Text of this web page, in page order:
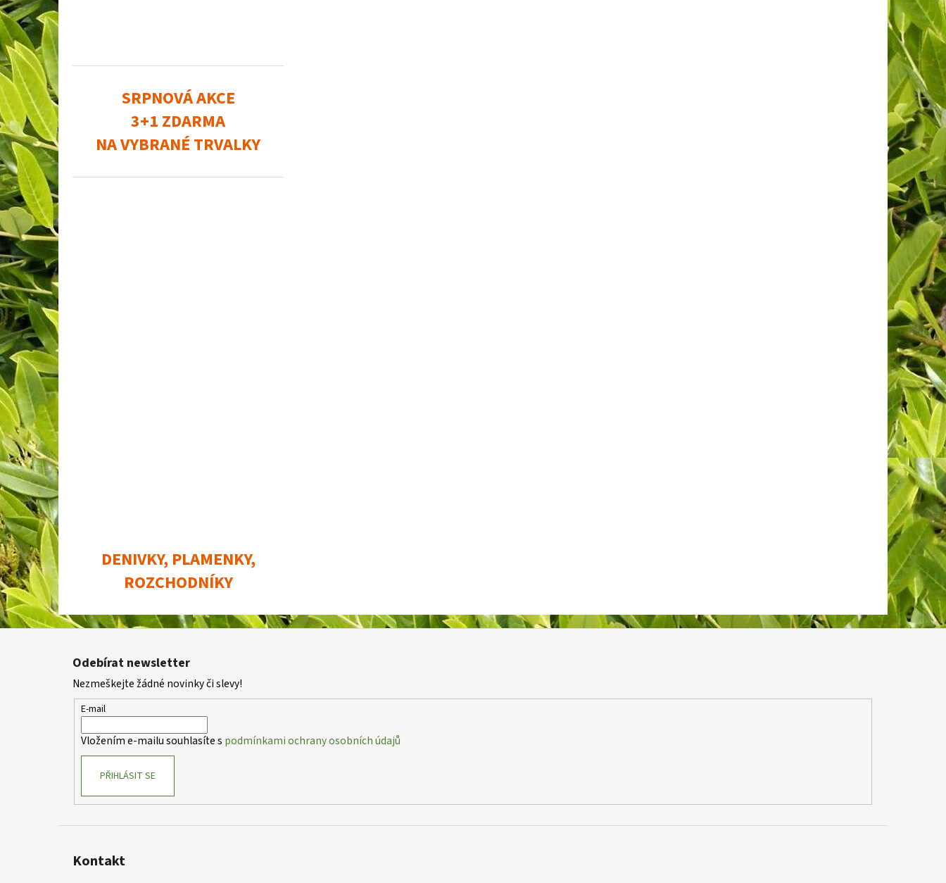
SRPNOVÁ AKCE
3+1 ZDARMA
NA VYBRANÉ TRVALKY
DENIVKY, PLAMENKY,
ROZCHODNÍKY
Z
Odebírat newsletter
Nezmeškejte žádné novinky či slevy!
E-mail
Vložením e-mailu souhlasíte s podmínkami ochrany osobních údajů
PŘIHLÁSIT SE
Kontakt